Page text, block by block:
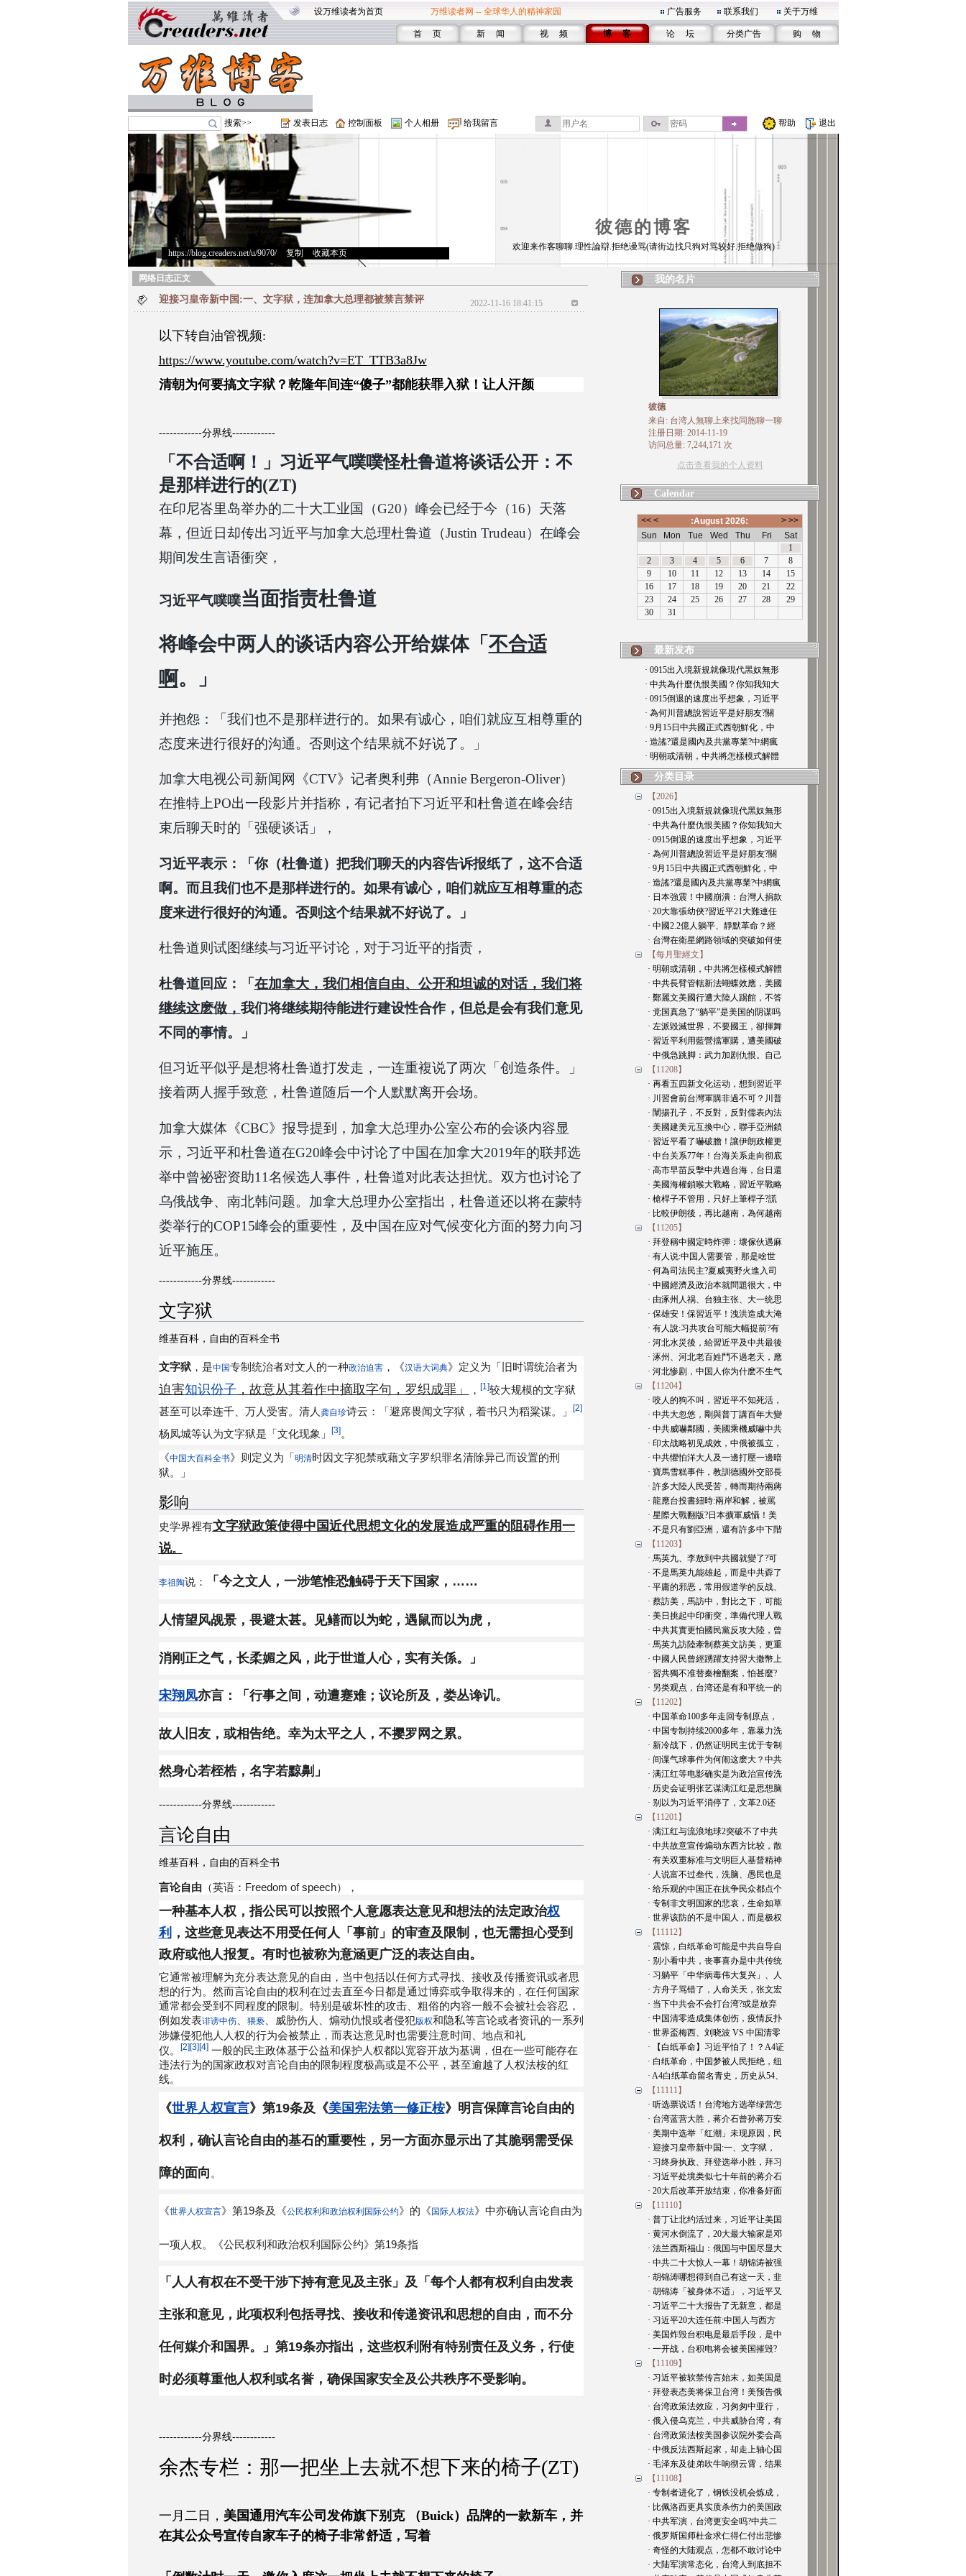
设万维读者为首页 万维读者网 -- 全球华人的精神家园 广告服务 联系我们 关于万维
首 页 新 闻 视 频 博 客 论 坛 分类广告 购 物
搜索>> 发表日志 控制面板 个人相册 给我留言 帮助 退出
彼德的博客
https://blog.creaders.net/u/9070/> 复制 收藏本页
欢迎来作客聊聊.理性論辯.拒绝谩骂(请街边找只狗对骂较好.拒绝做狗)
网络日志正文
迎接习皇帝新中国:一、文字狱，连加拿大总理都被禁言禁评 2022-11-16 18:41:15
以下转自油管视频:
https://www.youtube.com/watch?v=ET_TTB3a8Jw
清朝为何要搞文字狱？乾隆年间连“傻子”都能获罪入狱！让人汗颜
------------分界线------------
「不合适啊！」习近平气噗噗怪杜鲁道将谈话公开：不
是那样进行的(ZT)
在印尼峇里岛举办的二十大工业国（G20）峰会已经于今（16）天落
幕，但近日却传出习近平与加拿大总理杜鲁道（Justin Trudeau）在峰会
期间发生言语衝突，
习近平气噗噗当面指责杜鲁道
将峰会中两人的谈话内容公开给媒体「 不合适
啊。」
并抱怨：「我们也不是那样进行的。如果有诚心，咱们就应互相尊重的
态度来进行很好的沟通。否则这个结果就不好说了。」
加拿大电视公司新闻网《CTV》记者奥利弗（Annie Bergeron-Oliver）
在推特上PO出一段影片并指称，有记者拍下习近平和杜鲁道在峰会结
束后聊天时的「强硬谈话」，
习近平表示：「你（杜鲁道）把我们聊天的内容告诉报纸了，这不合适
啊。而且我们也不是那样进行的。如果有诚心，咱们就应互相尊重的态
度来进行很好的沟通。否则这个结果就不好说了。」
杜鲁道则试图继续与习近平讨论，对于习近平的指责，
杜鲁道回应：「在加拿大，我们相信自由、公开和坦诚的对话，我们将
继续这麽做， 我们将继续期待能进行建设性合作，但总是会有我们意见
不同的事情。」
但习近平似乎是想将杜鲁道打发走，一连重複说了两次「创造条件。」
接着两人握手致意，杜鲁道随后一个人默默离开会场。
加拿大媒体《CBC》报导提到，加拿大总理办公室公布的会谈内容显
示，习近平和杜鲁道在G20峰会中讨论了中国在加拿大2019年的联邦选
举中曾祕密资助11名候选人事件，杜鲁道对此表达担忧。双方也讨论了
乌俄战争、南北韩问题。加拿大总理办公室指出，杜鲁道还以将在蒙特
娄举行的COP15峰会的重要性，及中国在应对气候变化方面的努力向习
近平施压。
------------分界线------------
文字狱
维基百科，自由的百科全书
文字狱，是中国专制统治者对文人的一种政治迫害，《汉语大词典》定义为「旧时谓统治者为
迫害知识份子 ，故意从其着作中摘取字句，罗织成罪」 ， [1]较大规模的文字狱
甚至可以牵连千、万人受害。清人 龚自珍诗云：「避席畏闻文字狱，着书只为稻粱谋。」 [2]
杨凤城等认为文字狱是「文化现象」 [3]。
《中国大百科全书》则定义为「明清时因文字犯禁或藉文字罗织罪名清除异己而设置的刑
狱。」
影响
史学界裡有文字狱政策使得中国近代思想文化的发展造成严重的阻碍作用一
说。
李祖陶说： 「今之文人，一涉笔惟恐触碍于天下国家，……
人情望风觇景，畏避太甚。见鳝而以为蛇，遇鼠而以为虎，
消刚正之气，长柔媚之风，此于世道人心，实有关係。」
宋翔凤亦言：「行事之间，动遭蹇难；议论所及，娄丛谗讥。
故人旧友，或相告绝。幸为太平之人，不撄罗网之累。
然身心若桎梏，名字若黥劓」
------------分界线------------
言论自由
维基百科，自由的百科全书
言论自由 （英语：Freedom of speech），
一种基本人权，指公民可以按照个人意愿表达意见和想法的法定政治权
利 ，这些意见表达不用受任何人「事前」的审查及限制，也无需担心受到
政府或他人报复。有时也被称为意涵更广泛的表达自由。
它通常被理解为充分表达意见的自由，当中包括以任何方式寻找、接收及传播资讯或者思
想的行为。然而言论自由的权利在过去直至今日都是通过博弈或争取得来的，在任何国家
通常都会受到不同程度的限制。特别是破坏性的攻击、粗俗的内容一般不会被社会容忍，
例如发表诽谤中伤、 猥亵、威胁伤人、煽动仇恨或者侵犯版权和隐私等言论或者资讯的一系列
涉嫌侵犯他人人权的行为会被禁止，而表达意见时也需要注意时间、地点和礼
仪。
[2][3][4]一般的民主政体基于公益和保护人权都以宽容开放为基调，但在一些可能存在
违法行为的国家政权对言论自由的限制程度极高或是不公平，甚至逾越了人权法桉的红
线。
《世界人权宣言》第19条及《美国宪法第一修正桉》明言保障言论自由的
权利，确认言论自由的基石的重要性，另一方面亦显示出了其脆弱需受保
障的面向 。
《世界人权宣言》第19条及《公民权利和政治权利国际公约》的《 国际人权法》中亦确认言论自由为
一项人权。《公民权利和政治权利国际公约》第19条指
「人人有权在不受干涉下持有意见及主张」及「每个人都有权利自由发表
主张和意见，此项权利包括寻找、接收和传递资讯和思想的自由，而不分
任何媒介和国界。」第19条亦指出，这些权利附有特别责任及义务，行使
时必须尊重他人权利或名誉，确保国家安全及公共秩序不受影响。
------------分界线------------
余杰专栏：那一把坐上去就不想下来的椅子(ZT)
一月二日， 美国通用汽车公司发佈旗下别克 （Buick）品牌的一款新车，并
在其公众号宣传自家车子的椅子非常舒适，写着
我的名片
彼德
来自: 台湾人無聊上來找同胞聊一聊
注册日期: 2014-11-19
访问总量: 7,244,171 次
点击查看我的个人资料
Calendar
最新发布
· 0915出入境新規就像現代黑奴無形
· 中共為什麼仇恨美國？你知我知大
· 0915倒退的速度出乎想象，习近平
· 為何川普總說習近平是好朋友?關
· 9月15日中共國正式西朝鮮化，中
· 造謠?還是國內及共黨專業?中網瘋
· 明朝或清朝，中共將怎樣模式解體
分类目录
【2026】
· 0915出入境新規就像現代黑奴無形
· 中共為什麼仇恨美國？你知我知大
· 0915倒退的速度出乎想象，习近平
· 為何川普總說習近平是好朋友?關
· 9月15日中共國正式西朝鮮化，中
· 造謠?還是國內及共黨專業?中網瘋
· 日本強震！中國崩潰：台灣人捐款
· 20大靠張幼俠?習近平21大難連任
· 中國2.2億人躺平、靜默革命？經
· 台灣在衛星網路領域的突破如何使
【每月聖經文】
· 明朝或清朝，中共將怎樣模式解體
· 中共長臂管轄新法蝴蝶效應，美國
· 鄭麗文美國行遭大陸人踢館，不答
· 党国真急了“躺平”是美国的阴谋吗
· 左派毀滅世界，不要國王，卻揮舞
· 習近平利用藍營擋軍購，遭美國破
· 中俄急跳脚：武力加剧仇恨。自己
【11208】
· 再看五四新文化运动，想到習近平
· 川習會前台灣軍購非過不可？川普
· 闡揚孔子，不反對，反對儒表內法
· 美國建美元互換中心，聯手亞洲鎖
· 習近平看了嚇破膽！讓伊朗政權更
· 中台关系77年！台海关系走向彻底
· 高市早苗反擊中共過台海，台日還
· 美國海權鎖喉大戰略，習近平戰略
· 槍桿子不管用，只好上筆桿子?謊
· 比較伊朗後，再比越南，為何越南
【11205】
· 拜登稱中國定時炸彈：壞傢伙遇麻
· 有人说:中国人需要管，那是啥世
· 何為司法民主?夏威夷野火進入司
· 中國經濟及政治本就問題很大，中
· 由涿州人祸、台独主张、大一统思
· 保雄安！保習近平！洩洪造成大淹
· 有人說:习共攻台可能大幅提前?有
· 河北水災後，給習近平及中共最後
· 涿州、河北老百姓鬥不過老天，應
· 河北惨剧，中国人你为什麽不生气
【11204】
· 咬人的狗不叫，習近平不知死活，
· 中共大忽悠，剛與普丁講百年大變
· 中共威嚇鄰國，美國乘機威嚇中共
· 印太战略初见成效，中俄被孤立，
· 中共懼怕洋大人及一邊打壓一邊暗
· 寶馬雪糕事件，教訓德國外交部長
· 許多大陸人民受苦，轉而期待兩蔣
· 龍應台投書紐時:兩岸和解，被罵
· 星際大戰翻版?日本擴軍威懾！美
· 不是只有劉亞洲，還有許多中下階
【11203】
· 馬英九、李敖到中共國就變了?可
· 不是馬英九能雄起，而是中共孬了
· 平庸的邪恶，常用假道学的反战、
· 蔡訪美，馬訪中，對比之下，可能
· 美日挑起中印衝突，準備代理人戰
· 中共其實更怕國民黨反攻大陸，曾
· 馬英九訪陸牽制蔡英文訪美，更重
· 中國人民曾經踴躍支持習大撒幣上
· 習共獨不准替秦檜翻案，怕甚麼?
· 另类观点，台湾还是有和平统一的
【11202】
· 中国革命100多年走回专制原点，
· 中国专制持续2000多年，靠暴力洗
· 新冷战下，仍然证明民主优于专制
· 间谍气球事件为何闹这麽大？中共
· 满江红等电影确实是为政治宣传洗
· 历史会证明张艺谋满江红是思想脑
· 别以为习近平消停了，文革2.0还
【11201】
· 满江红与流浪地球2突破不了中共
· 中共故意宣传煽动东西方比较，散
· 有关双重标准与文明巨人基督精神
· 人说富不过叁代，洗脑、愚民也是
· 给乐观的中国正在抗争民众都点个
· 专制非文明国家的悲哀，生命如草
· 世界该防的不是中国人，而是极权
【11112】
· 震惊，白纸革命可能是中共自导自
· 别小看中共，丧事喜办是中共传统
· 习躺平「中华病毒伟大复兴」、人
· 方舟子骂错了，人命关天，张文宏
· 当下中共会不会打台湾?或是放弃
· 中国清零造成集体创伤，疫情反扑
· 世界盃梅西、刘晓波 VS 中国清零
· 【白纸革命】习近平怕了！？A4证
· 白纸革命，中国梦被人民拒绝，纽
· A4白纸革命留名青史，历史从54、
【11111】
· 听选票说话！台湾地方选举绿营怎
· 台湾蓝营大胜，蒋介石曾孙蒋万安
· 美期中选举「红潮」未现原因，民
· 迎接习皇帝新中国:一、文字狱，
· 习终身执政、拜登选举小胜，拜习
· 习近平处境类似七十年前的蒋介石
· 20大后改革开放结束，你准备好面
【11110】
· 普丁让北约活过来，习近平让美国
· 黄河水倒流了，20大最大输家是邓
· 法兰西斯福山：俄国与中国尽显大
· 中共二十大惊人一幕！胡锦涛被强
· 胡锦涛哪想得到自己有这一天，韭
· 胡锦涛「被身体不适」，习近平又
· 习近平二十大报告了无新意，都是
· 习近平20大连任前:中国人与西方
· 美国炸毁台积电是最后手段，是中
· 一开战，台积电将会被美国摧毁?
【11109】
· 习近平被软禁传言始末，如美国是
· 拜登表态美将保卫台湾！美预告俄
· 台湾政策法效应，习匆匆中亚行，
· 俄入侵乌克兰，中共威胁台湾，有
· 台湾政策法桉美国参议院外委会高
· 中俄反法西斯起家，却走上轴心国
· 毛泽东及徒弟吹牛响彻云霄，结果
【11108】
· 专制者进化了，钢铁没机会炼成，
· 比佩洛西更具实质杀伤力的美国政
· 中共军演，台湾更安全吗?中共二
· 俄罗斯国师杜金求仁得仁付出悲惨
· 奇怪的大陆观点，怎都不敢讨论中
· 大陆军演常态化，台湾人到底担不